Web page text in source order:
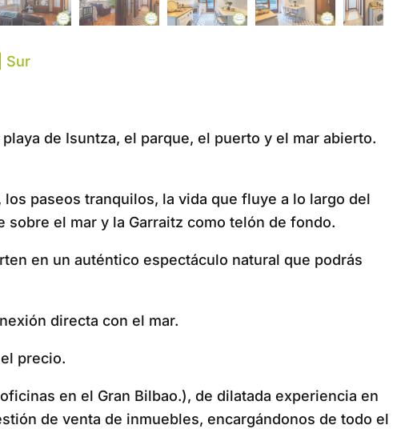
Sur
de Isuntza, el parque, el puerto y el mar abierto.
paseos tranquilos, la vida que fluye a lo largo del
el mar y la Garraitz como telón de fondo.
en un auténtico espectáculo natural que podrás
directa con el mar.
precio.
en el Gran Bilbao.), de dilatada experiencia en
de venta de inmuebles, encargándonos de todo el